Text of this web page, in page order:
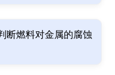
断燃料对金属的腐蚀